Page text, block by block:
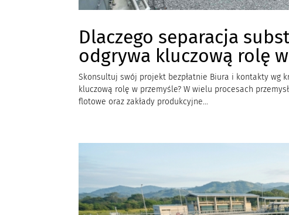
Dlaczego separacja
odgrywa kluczową rolę
Skonsultuj swój projekt bezpłatnie Biura i kontakty wg
kluczową rolę w przemyśle? W wielu procesach
flotowe oraz zakłady produkcyjne...